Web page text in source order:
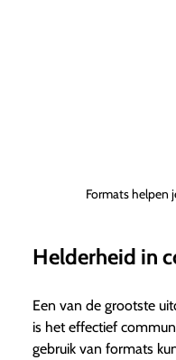
Formats helpen
Helderheid in
Een van de grootste
is het effectief
gebruik van formats